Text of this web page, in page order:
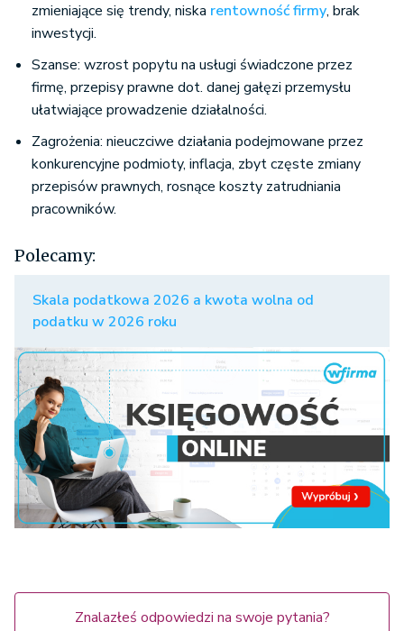
zmieniające się trendy, niska rentowność firmy, brak
inwestycji.
Szanse: wzrost popytu na usługi świadczone przez
firmę, przepisy prawne dot. danej gałęzi przemysłu
ułatwiające prowadzenie działalności.
Zagrożenia: nieuczciwe działania podejmowane przez
konkurencyjne podmioty, inflacja, zbyt częste zmiany
przepisów prawnych, rosnące koszty zatrudniania
pracowników.
Polecamy:
Skala podatkowa 2026 a kwota wolna od
podatku w 2026 roku
Znalazłeś odpowiedzi na swoje pytania?